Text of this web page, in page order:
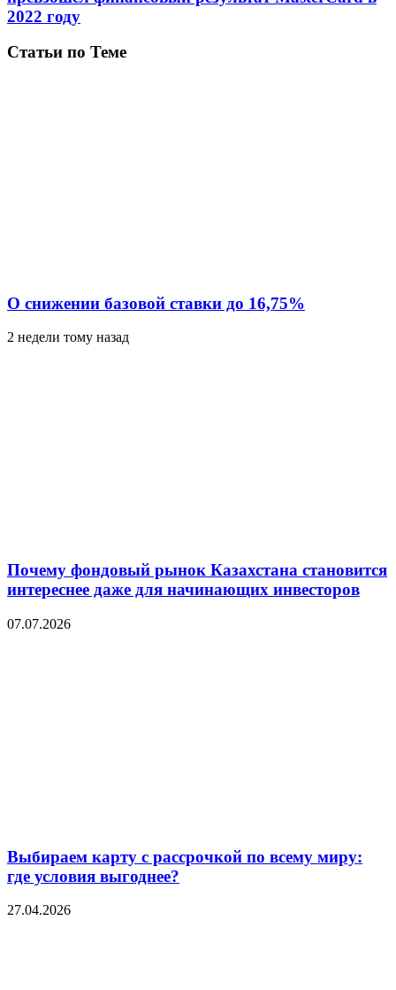
2022 году
Статьи по Теме
О снижении базовой ставки до 16,75%
2 недели тому назад
Почему фондовый рынок Казахстана становится
интереснее даже для начинающих инвесторов
07.07.2026
Выбираем карту с рассрочкой по всему миру:
где условия выгоднее?
27.04.2026